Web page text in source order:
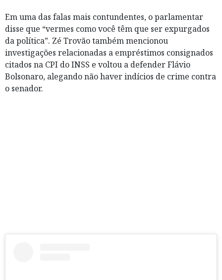
Em uma das falas mais contundentes, o parlamentar
disse que “vermes como você têm que ser expurgados
da política”. Zé Trovão também mencionou
investigações relacionadas a empréstimos consignados
citados na CPI do INSS e voltou a defender Flávio
Bolsonaro, alegando não haver indícios de crime contra
o senador.